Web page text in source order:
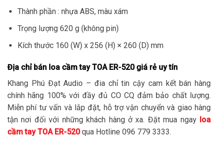
Thành phần : nhựa ABS, màu xám
Trọng lượng 620 g (không pin)
Kích thước 160 (W) x 256 (H) × 260 (D) mm
Địa chỉ bán loa cầm tay TOA ER-520 giá rẻ uy tín
Khang Phú Đạt Audio – đia chỉ tin cậy cam kết bán hàng
chính hãng 100% với đầy đủ CO CQ đảm bảo chất lượng.
Miễn phí tư vấn và lắp đặt, hỗ trợ vận chuyển và giao hàng
tận nơi đối với những khách hàng ở xa. Đặt mua ngay loa
cầm tay TOA ER-520qua Hotline 096 779 3333.